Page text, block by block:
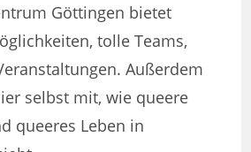
Göttingen bietet
tolle Teams,
Außerdem
selbst mit, wie queere
queeres Leben in